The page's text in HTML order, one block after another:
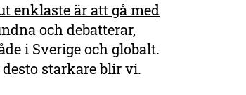
enklaste är att gå med
och debatterar,
i Sverige och globalt.
starkare blir vi.